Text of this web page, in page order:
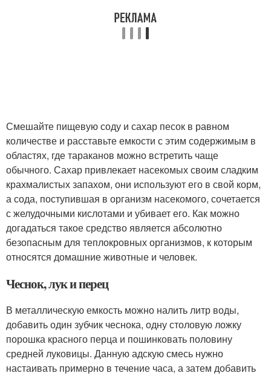
Смешайте пищевую соду и сахар песок в равном
количестве и расставьте емкости с этим содержимым в
областях, где тараканов можно встретить чаще
обычного. Сахар привлекает насекомых своим сладким
крахмалистых запахом, они используют его в свой корм,
а сода, поступившая в организм насекомого, сочетается
с желудочными кислотами и убивает его. Как можно
догадаться такое средство является абсолютно
безопасным для теплокровных организмов, к которым
относятся домашние животные и человек.
Чеснок, лук и перец
В металлическую емкость можно налить литр воды,
добавить один зубчик чеснока, одну столовую ложку
порошка красного перца и пошинковать половину
средней луковицы. Данную адскую смесь нужно
настаивать примерно в течение часа, а затем добавить